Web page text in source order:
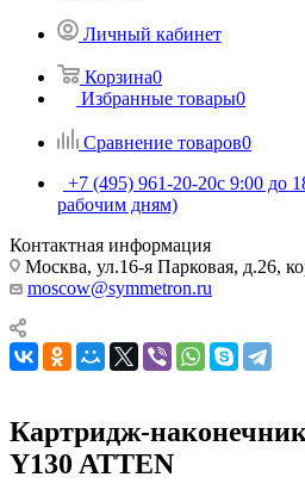
Личный кабинет
Корзина0
Избранные товары0
Сравнение товаров0
+7 (495) 961-20-20с 9:00 до
рабочим дням)
Контактная информация
Москва, ул.16-я Парковая, д.26,
moscow@symmetron.ru
Картридж-
Y130 ATTEN